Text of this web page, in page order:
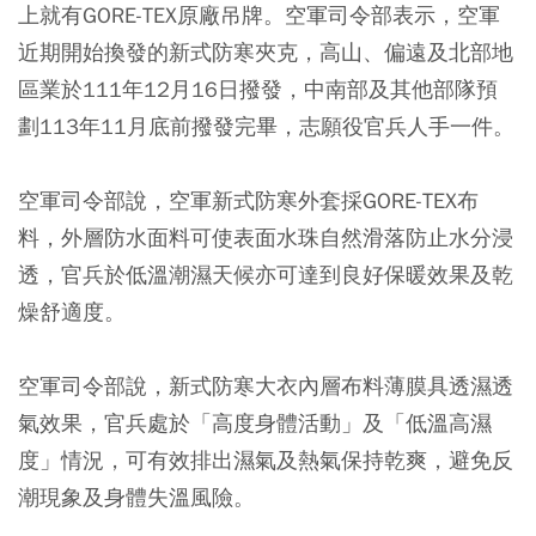
上就有GORE-TEX原廠吊牌。空軍司令部表示，空軍
近期開始換發的新式防寒夾克，高山、偏遠及北部地
區業於111年12月16日撥發，中南部及其他部隊預
劃113年11月底前撥發完畢，志願役官兵人手一件。
空軍司令部說，空軍新式防寒外套採GORE-TEX布
料，外層防水面料可使表面水珠自然滑落防止水分浸
透，官兵於低溫潮濕天候亦可達到良好保暖效果及乾
燥舒適度。
空軍司令部說，新式防寒大衣內層布料薄膜具透濕透
氣效果，官兵處於「高度身體活動」及「低溫高濕
度」情況，可有效排出濕氣及熱氣保持乾爽，避免反
潮現象及身體失溫風險。